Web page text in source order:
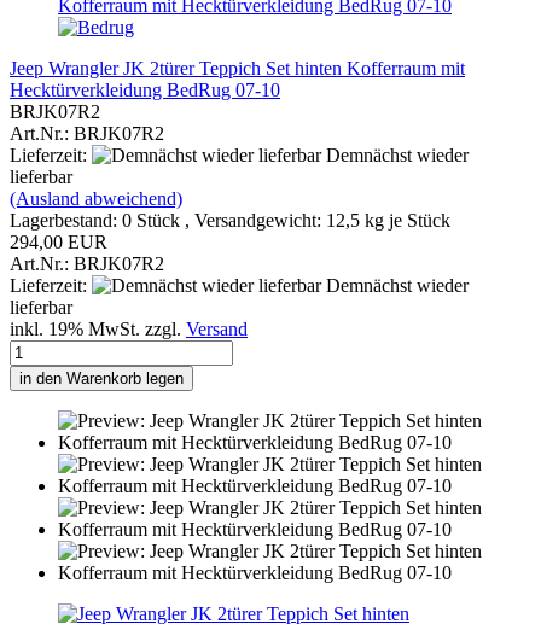
Jeep Wrangler JK 2türer Teppich Set hinten Kofferraum mit
Hecktürverkleidung BedRug 07-10
BRJK07R2
Art.Nr.: BRJK07R2
Lieferzeit:
Demnächst wieder
lieferbar
(Ausland abweichend)
Lagerbestand: 0 Stück , Versandgewicht: 12,5 kg je Stück
294,00 EUR
Art.Nr.: BRJK07R2
Lieferzeit:
Demnächst wieder
lieferbar
inkl. 19% MwSt. zzgl. Versand
in den Warenkorb legen